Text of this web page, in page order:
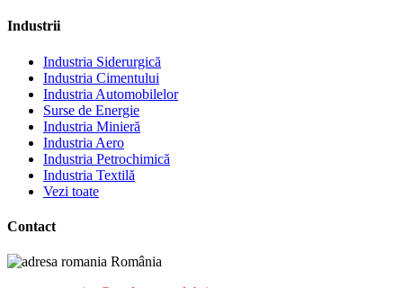
Industrii
Industria Siderurgică
Industria Cimentului
Industria Automobilelor
Surse de Energie
Industria Minieră
Industria Aero
Industria Petrochimică
Industria Textilă
Vezi toate
Contact
România